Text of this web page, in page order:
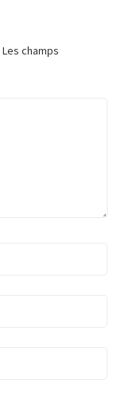
Les champs